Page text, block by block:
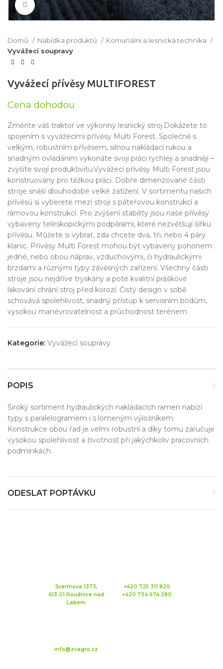
Click to enlarge
Domů Nabídka produktů
Komunální a lesnická technika
Vyvážecí soupravy
Vyvážecí přívěsy MULTIFOREST
Cena dohodou
Změňte váš traktor ve výkonný lesnický stroj.Dokážete to
spojením s vyvážecími přívěsy Multi Forest. Společně s
velkým, robustním přívěsem, silnou nakládací rukou a
snadným ovládáním vykonáte svoji práci rychleji a snadněji –
zvýšíte svojí produktivitu.Vyvážecí přívěsy Multi Forest jsou
konstruovány pro těžkou práci. Dobře dimenzované části
stroje snáší dlouhodobé velké zatížení. V sortimentu našich
přívěsů si vyberete mezi stroji s páteřovou konstrukcí a
rámovou konstrukcí. Pro zvýšení stability jsou naše přívěsy
vybaveny teleskopickými podpěrami, které nezvětšují šířku
přívěsu. Můžete si vybrat, zda chcete dva, tři, nebo 4 páry
klanic. Přívěsy Multi Forest mohou být vybaveny pohonem
jedné, nebo obou náprav, vzduchovými, či hydraulickými
brzdami a různými typy závěsných zařízení. Všechny části
stroje jsou nejdříve tryskány a poté kvalitní práškové
lakování chrání stroj před korozí. Čistý design v sobě
schovává spolehlivost, snadný přístup k servisním bodům,
vysokou manévrovatelnost a průchodnost terénem.
Kategorie: Vyvážecí soupravy
POPIS
Široký sortiment hydraulických nakládacích ramen nabízí
typy s paralelogramem i s lomeným výložníkem.
Konstrukce obou řad je velmi robustní a díky tomu zaručuje
vysokou spolehlivost a životnost při jakýchkoliv pracovních
podmínkách.
ODESLAT POPTÁVKU
Švermova 1373,
413 01 Roudnice nad
Labem
+420 725 311 820
+420 734 674 280
info@zvagro.cz